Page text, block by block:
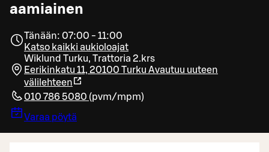
aamiainen
Tänään: 07:00 - 11:00
Katso kaikki aukioloajat
Wiklund Turku, Trattoria 2.krs
Eerikinkatu 11, 20100 Turku Avautuu uuteen
välilehteen
010 786 5080 (pvm/mpm)
Varaa pöytä